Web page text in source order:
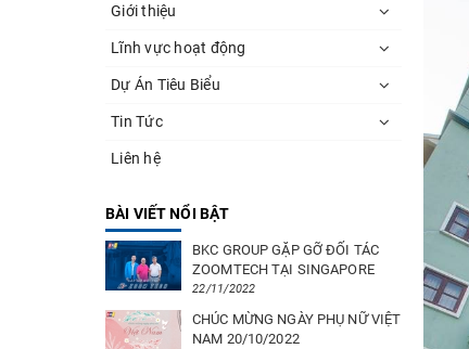
Giới thiệu
Lĩnh vực hoạt động
Dự Án Tiêu Biểu
Tin Tức
Liên hệ
BÀI VIẾT NỔI BẬT
BKC GROUP GẶP GỠ ĐỐI TÁC
ZOOMTECH TẠI SINGAPORE
22/11/2022
CHÚC MỪNG NGÀY PHỤ NỮ VIỆT
NAM 20/10/2022